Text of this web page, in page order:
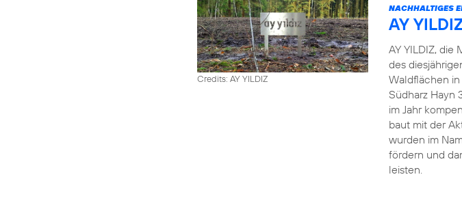
Credits: AY YILDIZ
NACHHALTIGES
AY
AY YILDIZ,
des
Waldflächen
Südharz Hayn
im Jahr
baut mit der
wurden im
fördern und
leisten.